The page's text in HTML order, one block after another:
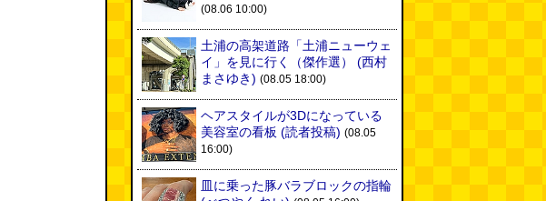
(08.06 10:00)
土浦の高架道路「土浦ニューウェ
イ」を見に行く（傑作選）
(西村
まさゆき) (08.05 18:00)
ヘアスタイルが3Dになっている
美容室の看板 (読者投稿) (08.05
16:00)
皿に乗った豚バラブロックの指輪